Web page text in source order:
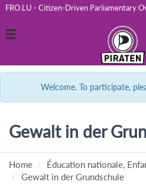
FRO.LU - Citizen-Driven Parliamentary
Toggle
Welcome. To participate,
Gewalt in der
Home
Éducation nationale,
Gewalt in der Grundschule